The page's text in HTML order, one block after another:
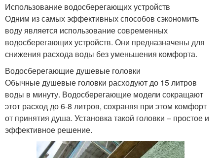
Использование водосберегающих устройств
Одним из самых эффективных способов сэкономить
воду является использование современных
водосберегающих устройств. Они предназначены для
снижения расхода воды без уменьшения комфорта.
Водосберегающие душевые головки
Обычные душевые головки расходуют до 15 литров
воды в минуту. Водосберегающие модели сокращают
этот расход до 6-8 литров, сохраняя при этом комфорт
от принятия душа. Установка такой головки – простое и
эффективное решение.